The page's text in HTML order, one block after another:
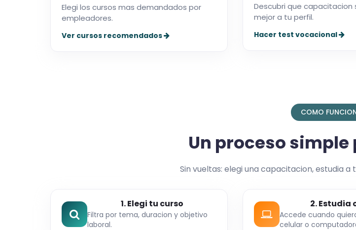
Elegi los cursos mas demandados por
empleadores.
Ver cursos recomendados
Descubri que capacitacion
mejor a tu perfil.
Hacer test vocacional
COMO
Un proceso
Sin vueltas: elegi una capacitacion, estudia
1. Elegi tu curso
Filtra por tema, duracion y objetivo
laboral.
2. Estudia
Accede cuando
celular o